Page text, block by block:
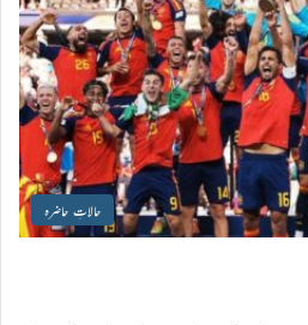
حالاتِ حاضرہ